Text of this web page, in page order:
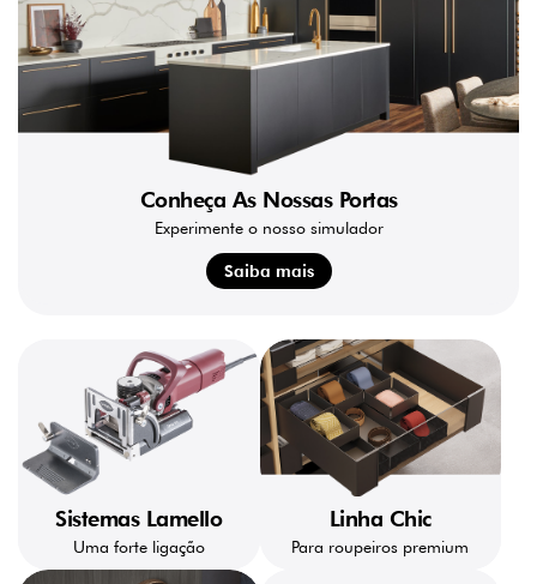
Conheça As Nossas Portas
Experimente o nosso simulador
Saiba mais
Sistemas Lamello
Uma forte ligação
Linha Chic
Para roupeiros premium